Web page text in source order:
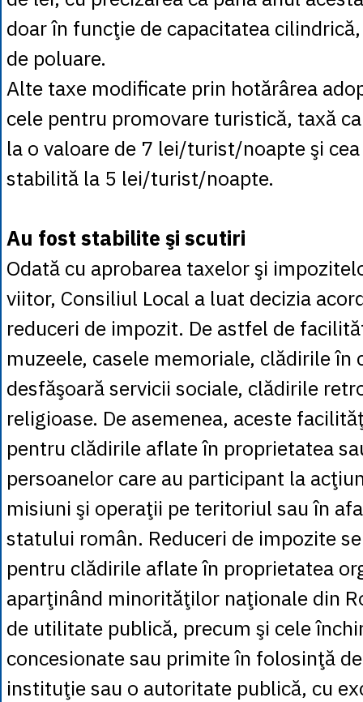
doar în funcţie de capacitatea
de poluare.
Alte taxe modificate prin hotărârea
cele pentru promovare turistică, taxă
la o valoare de 7 lei/turist/noapte şi
stabilită la 5 lei/turist/noapte.
Au fost stabilite şi scutiri
Odată cu aprobarea taxelor şi
viitor, Consiliul Local a luat decizia
reduceri de impozit. De astfel de
muzeele, casele memoriale, clădirile în
desfăşoară servicii sociale, clădirile
religioase. De asemenea, aceste
pentru clădirile aflate în proprietatea
persoanelor care au participant la
misiuni şi operaţii pe teritoriul sau în
statului român. Reduceri de impozite
pentru clădirile aflate în proprietatea
aparţinând minorităţilor naţionale din
de utilitate publică, precum şi cele
concesionate sau primite în folosinţă
instituţie sau o autoritate publică, cu